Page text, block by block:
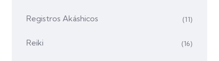
Registros Akáshicos (11)
Reiki (16)